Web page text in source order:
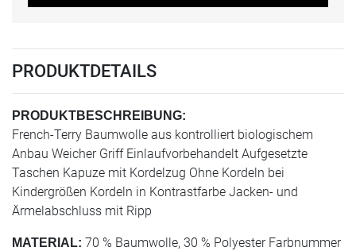
PRODUKTDETAILS
PRODUKTBESCHREIBUNG:
French-Terry Baumwolle aus kontrolliert biologischem
Anbau Weicher Griff Einlaufvorbehandelt Aufgesetzte
Taschen Kapuze mit Kordelzug Ohne Kordeln bei
Kindergrößen Kordeln in Kontrastfarbe Jacken- und
Ärmelabschluss mit Ripp
MATERIAL: 70 % Baumwolle, 30 % Polyester Farbnummer